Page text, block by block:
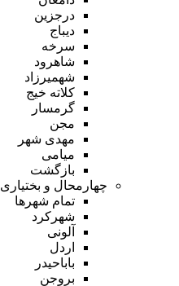
درجزین
دیباج
سرخه
شاهرود
شهمیرزاد
کلاته خیج
گرمسار
مجن
مهدی شهر
میامی
بازگشت
چهارمحال و بختیاری
تمام شهر‌ها
شهرکرد
آلونی
اردل
باباحیدر
بروجن